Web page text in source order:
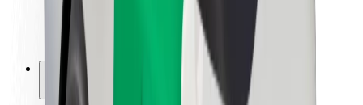
Skuter təhlükəsizliyi
Təhlükəsizlik Laboratoriyası
Şəhərlər